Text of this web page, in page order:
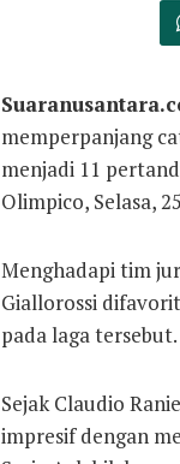
memperpanjang
menjadi 11
Olimpico, Selasa,
Menghadapi tim
Giallorossi
pada laga tersebut.
Sejak Claudio
impresif dengan